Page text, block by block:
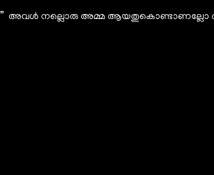
” അവൾ നല്ലൊരു അമ്മ ആയതുകൊണ്ടാണല്ലോ ആ